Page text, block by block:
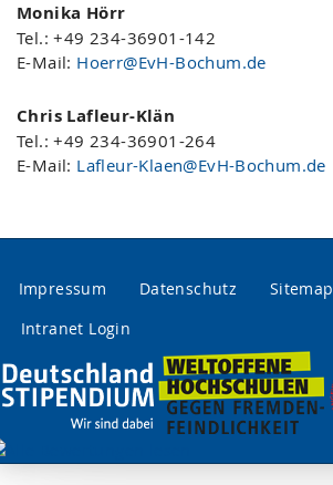
Monika Hörr
Tel.: +49 234-36901-142
E-Mail: Hoerr@EvH-Bochum.de
Chris Lafleur-Klän
Tel.: +49 234-36901-264
E-Mail: Lafleur-Klaen@EvH-Bochum.de
Impressum Datenschutz Sitemap
Intranet Login